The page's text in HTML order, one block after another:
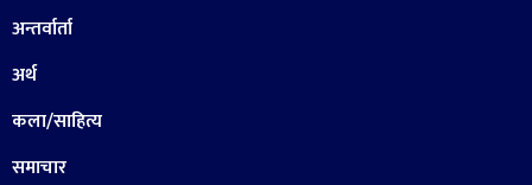
अन्तर्वार्ता
अर्थ
कला/साहित्य
समाचार